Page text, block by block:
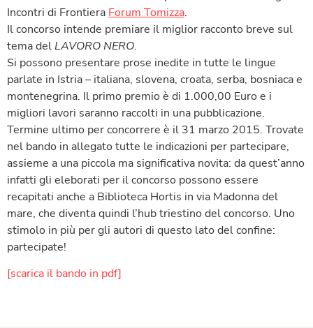
Incontri di Frontiera Forum Tomizza.
Il concorso intende premiare il miglior racconto breve sul
tema delLAVORO NERO.
Si possono presentare prose inedite in tutte le lingue
parlate in Istria – italiana, slovena, croata, serba, bosniaca e
montenegrina. Il primo premio è di 1.000,00 Euro e i
migliori lavori saranno raccolti in una pubblicazione.
Termine ultimo per concorrere è il 31 marzo 2015. Trovate
nel bando in allegato tutte le indicazioni per partecipare,
assieme a una piccola ma significativa novita: da quest’anno
infatti gli eleborati per il concorso possono essere
recapitati anche a Biblioteca Hortis in via Madonna del
mare, che diventa quindi l’hub triestino del concorso. Uno
stimolo in più per gli autori di questo lato del confine:
partecipate!
[scarica il bando in pdf]